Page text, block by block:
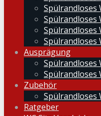
Spülrandloses
Spülrandloses
Spülrandloses
Spülrandloses
Ausprägung
Spülrandloses
Spülrandloses
Zubehör
Spülrandloses
Ratgeber